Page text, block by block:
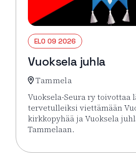
ELO 09 2026
Vuoksela juhla
Tammela
Vuoksela-Seura ry toivottaa
tervetulleiksi viettämään
kirkkopyhää ja Vuoksela
Tammelaan.